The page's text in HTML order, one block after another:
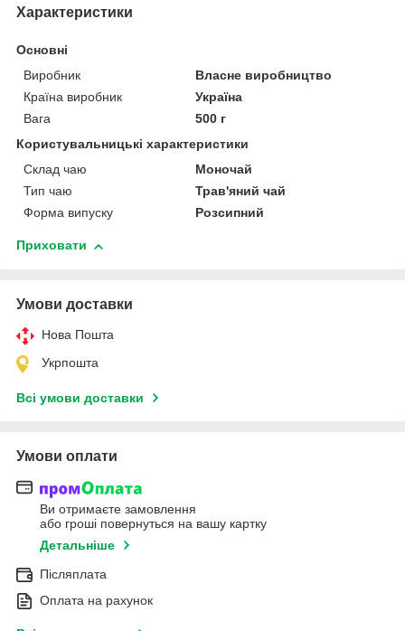
Характеристики
Основні
Виробник
Власне виробництво
Країна виробник
Україна
Вага
500 г
Користувальницькі характеристики
Склад чаю
Моночай
Тип чаю
Трав'яний чай
Форма випуску
Розсипний
Приховати
Умови доставки
Нова Пошта
Укрпошта
Всі умови доставки
Умови оплати
Ви отримаєте замовлення
або гроші повернуться на вашу картку
Детальніше
Післяплата
Оплата на рахунок